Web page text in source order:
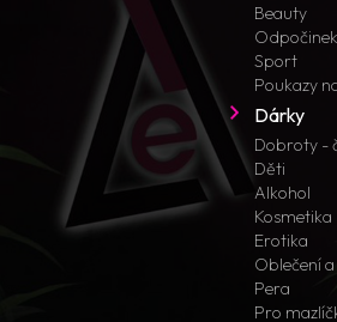
Beauty
Odpočinek
Sport
Poukazy
Dárky
Dobroty -
Děti
Alkohol
Kosmetika
Erotika
Oblečení
Pera
Pro